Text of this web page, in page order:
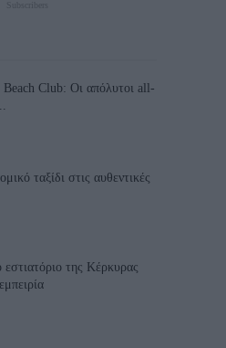
Club: Οι απόλυτοι all-
ταξίδι στις αυθεντικές
της Κέρκυρας